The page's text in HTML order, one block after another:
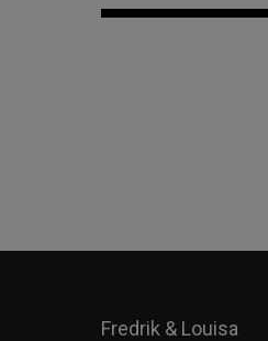
Fredrik & Louisa